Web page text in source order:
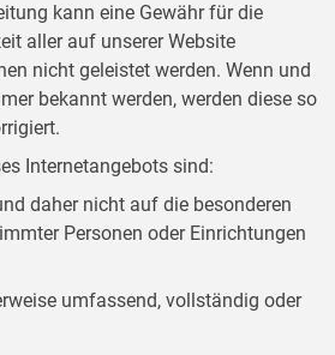
kann eine Gewähr für die
aller auf unserer Website
nicht geleistet werden. Wenn und
bekannt werden, werden diese so
Internetangebots sind:
daher nicht auf die besonderen
Personen oder Einrichtungen
umfassend, vollständig oder